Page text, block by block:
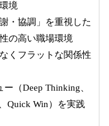
境
・協調」を重視した
の高い職場環境
くフラットな関係性
（Deep Thinking、
Quick Win）を実践